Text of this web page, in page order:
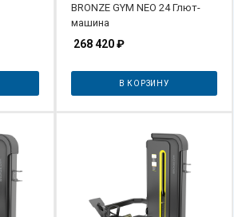
BRONZE GYM NEO 24 Глют-
машина
268 420₽
В КОРЗИНУ